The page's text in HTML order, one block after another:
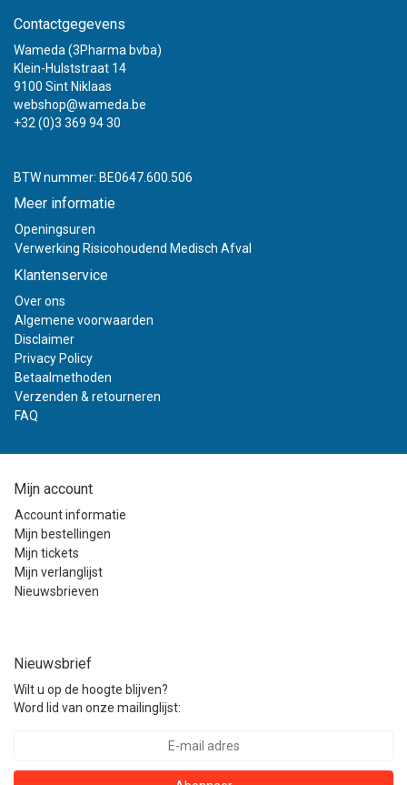
Contactgegevens
Wameda (3Pharma bvba)
Klein-Hulststraat 14
9100 Sint Niklaas
webshop@wameda.be
+32 (0)3 369 94 30
BTW nummer: BE0647.600.506
Meer informatie
Openingsuren
Verwerking Risicohoudend Medisch Afval
Klantenservice
Over ons
Algemene voorwaarden
Disclaimer
Privacy Policy
Betaalmethoden
Verzenden & retourneren
FAQ
Mijn account
Account informatie
Mijn bestellingen
Mijn tickets
Mijn verlanglijst
Nieuwsbrieven
Nieuwsbrief
Wilt u op de hoogte blijven?
Word lid van onze mailinglijst: